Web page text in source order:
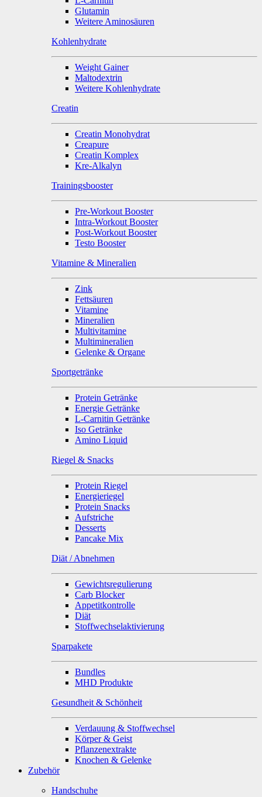
Glutamin
Weitere Aminosäuren
Kohlenhydrate
Weight Gainer
Maltodextrin
Weitere Kohlenhydrate
Creatin
Creatin Monohydrat
Creapure
Creatin Komplex
Kre-Alkalyn
Trainingsbooster
Pre-Workout Booster
Intra-Workout Booster
Post-Workout Booster
Testo Booster
Vitamine & Mineralien
Zink
Fettsäuren
Vitamine
Mineralien
Multivitamine
Multimineralien
Gelenke & Organe
Sportgetränke
Protein Getränke
Energie Getränke
L-Carnitin Getränke
Iso Getränke
Amino Liquid
Riegel & Snacks
Protein Riegel
Energieriegel
Protein Snacks
Aufstriche
Desserts
Pancake Mix
Diät / Abnehmen
Gewichtsregulierung
Carb Blocker
Appetitkontrolle
Diät
Stoffwechselaktivierung
Sparpakete
Bundles
MHD Produkte
Gesundheit & Schönheit
Verdauung & Stoffwechsel
Körper & Geist
Pflanzenextrakte
Knochen & Gelenke
Zubehör
Handschuhe